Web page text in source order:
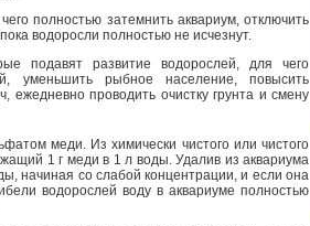
полностью затемнить аквариум, отключить
водоросли полностью не исчезнут.
подавят развитие водорослей, для чего
уменьшить рыбное население, повысить
ежедневно проводить очистку грунта и смену
меди. Из химически чистого или чистого
1 г меди в 1 л воды. Удалив из аквариума
начиная со слабой концентрации, и если она
водорослей воду в аквариуме полностью